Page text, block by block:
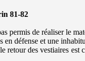
81-82
permis de réaliser le
en défense et une
des vestiaires est